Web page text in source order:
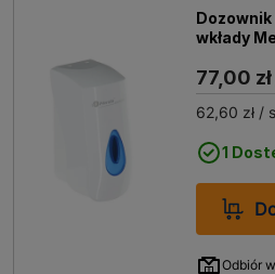
wkłady
77,00 zł
62,60 zł /
1
Odbiór